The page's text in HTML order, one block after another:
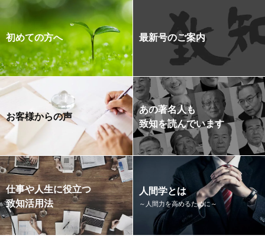
初めての方へ 最新号のご案内
お客様からの声
あの著名人も
致知を読んでいます
仕事や人生に役立つ
致知活用法
人間学とは
～人間力を高めるために～